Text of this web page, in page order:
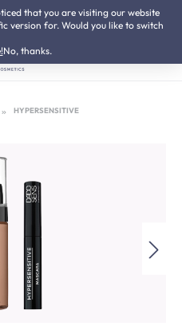
that you are visiting our website
version for. Would you like to switch
No, thanks.
Pflegeset
HYPERSENSITIVE